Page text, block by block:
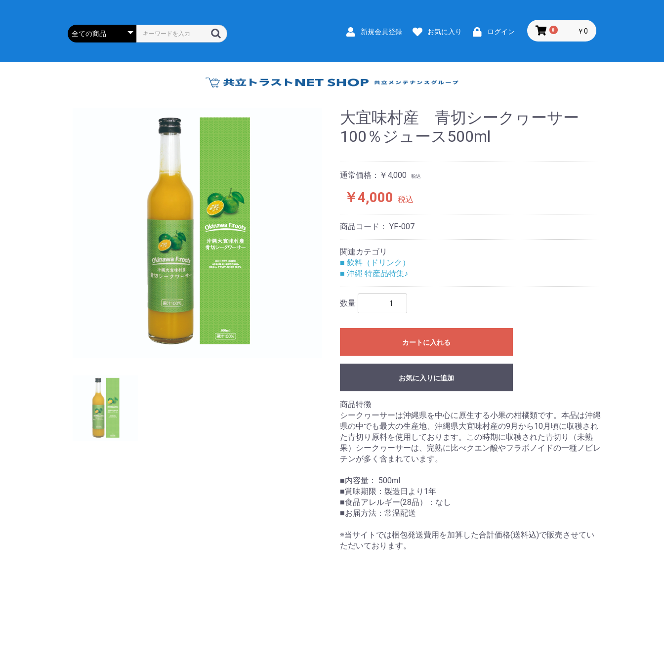
新規会員登録 お気に入り ログイン 0 ￥0
大宜味村産 青切シークヮーサー
100％ジュース500ml
通常価格：￥4,000 税込
￥4,000 税込
商品コード： YF-007
関連カテゴリ
■ 飲料（ドリンク）
■ 沖縄 特産品特集♪
数量
カートに入れる
お気に入りに追加
商品特徴
シークヮーサーは沖縄県を中心に原生する小果の柑橘類です。本品は沖縄
県の中でも最大の生産地、沖縄県大宜味村産の9月から10月頃に収穫され
た青切り原料を使用しております。この時期に収穫された青切り（未熟
果）シークヮーサーは、完熟に比べクエン酸やフラボノイドの一種ノビレ
チンが多く含まれています。
■内容量： 500ml
■賞味期限：製造日より1年
■食品アレルギー(28品）：なし
■お届方法：常温配送
※当サイトでは梱包発送費用を加算した合計価格(送料込)で販売させてい
ただいております。